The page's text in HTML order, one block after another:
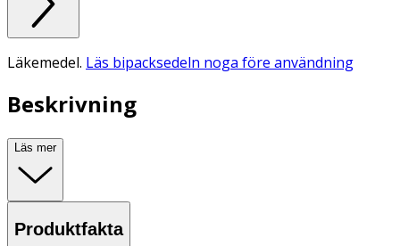
Läkemedel. Läs bipacksedeln noga före användning
Beskrivning
Läs mer
Produktfakta